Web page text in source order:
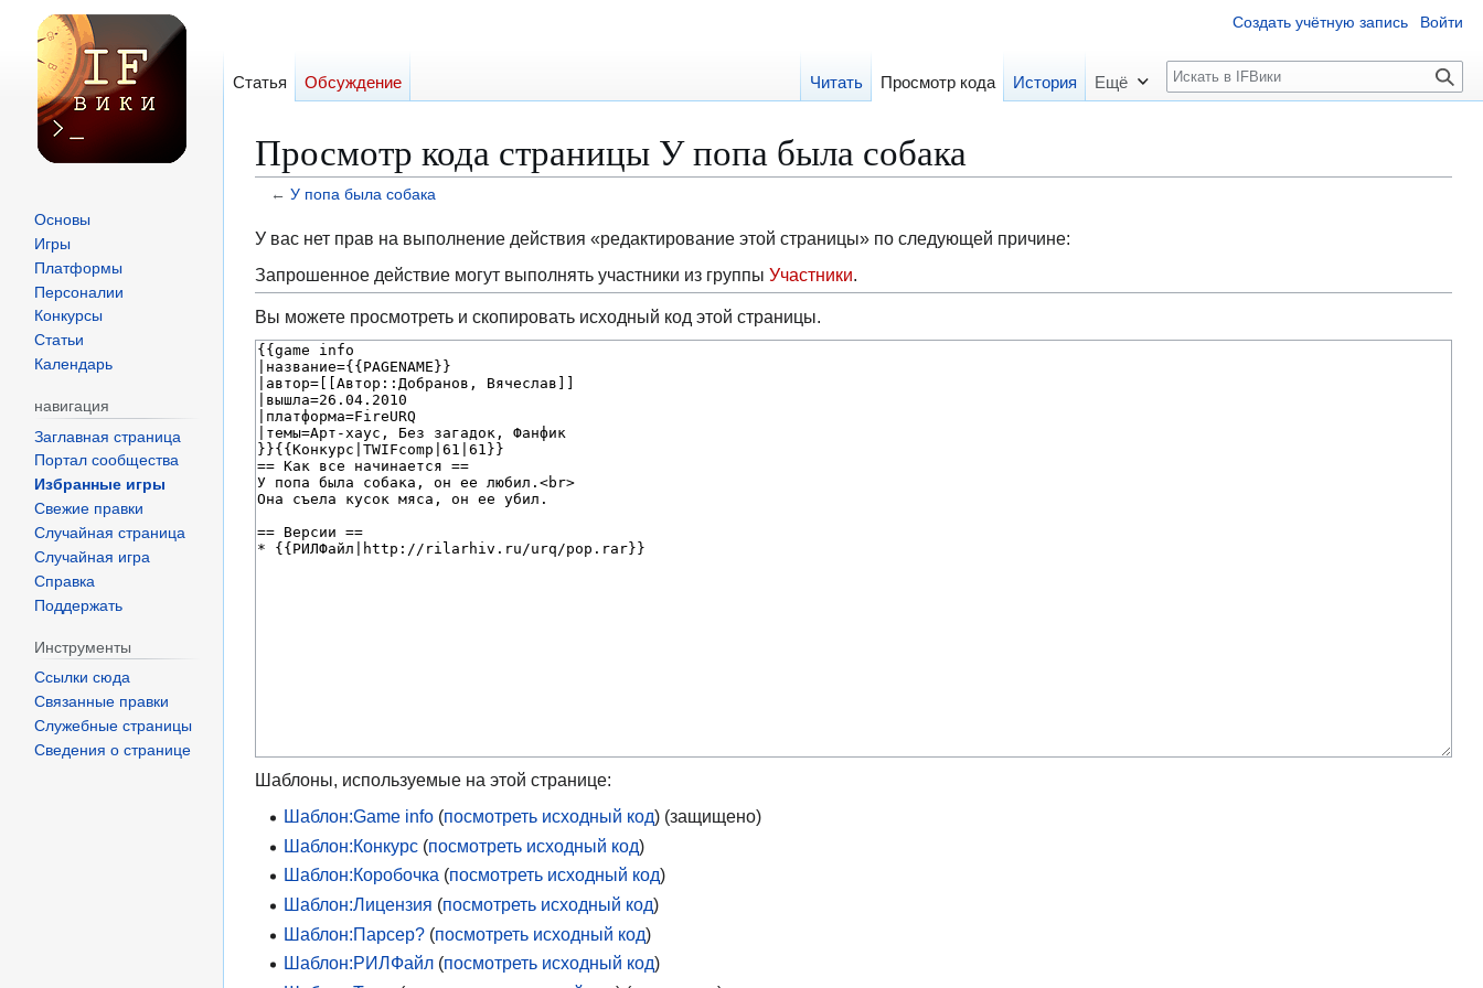
Просмотр кода страницы У попа была собака
← У попа была собака
Перейти
к
навигации
Перейти
к
поиску
У вас нет прав на выполнение действия «редактирование этой страницы» по следующей причине:
Запрошенное действие могут выполнять участники из группы Участники.
Вы можете просмотреть и скопировать исходный код этой страницы.
Шаблоны, используемые на этой странице:
Шаблон:Game info(посмотреть исходный код) (защищено)
Шаблон:Конкурс(посмотреть исходный код)
Шаблон:Коробочка (посмотреть исходный код)
Шаблон:Лицензия (посмотреть исходный код)
Шаблон:Парсер?(посмотреть исходный код)
Шаблон:РИЛФайл(посмотреть исходный код)
Создать учётную запись Войти
Статья Обсуждение Читать Просмотр кода История Ещё
П
о
к
Основы
Игры
Платформы
Персоналии
Конкурсы
Статьи
Календарь
навигация
Заглавная страница
Портал сообщества
Избранные игры
Свежие правки
Случайная страница
Случайная игра
Справка
Поддержать
Инструменты
Ссылки сюда
Связанные правки
Служебные страницы
Сведения о странице